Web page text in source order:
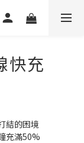
快充
結的困境
充滿50%